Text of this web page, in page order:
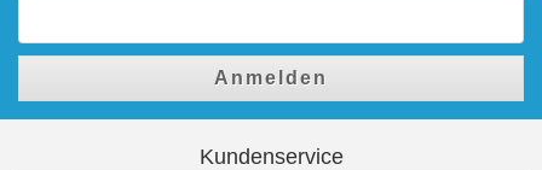
Anmelden
Kundenservice